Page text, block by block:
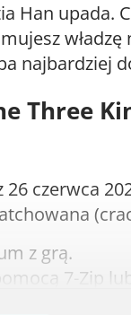
Han upada.
najbardziej
Three
26 czerwca
z grą.
7-Zip